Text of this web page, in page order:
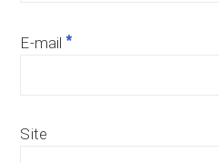
E-mail *
Site